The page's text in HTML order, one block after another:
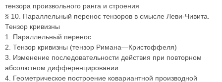
тензора произвольного ранга и строения
§ 10. Параллельный перенос тензоров в смысле Леви-Чивита.
Тензор кривизны
1. Параллельный перенос
2. Тензор кривизны (тензор Римана—Кристоффеля)
3. Изменение последовательности действия при повторном
абсолютном дифференцировании
4. Геометрическое построение ковариантной производной